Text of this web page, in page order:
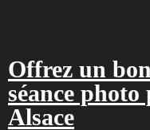
Offrez un
séance photo
Alsace